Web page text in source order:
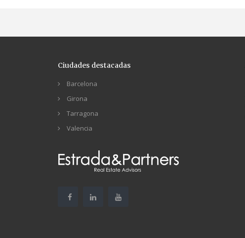
Ciudades destacadas
Barcelona
Girona
Tarragona
Valencia